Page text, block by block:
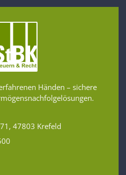
Händen – sichere
47803 Krefeld